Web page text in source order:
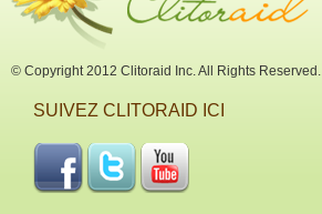
© Copyright 2012 Clitoraid Inc. All Rights Reserved.
SUIVEZ CLITORAID ICI